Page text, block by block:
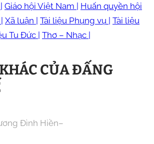
Giáo hội Việt Nam | Huấn quyền hội
Xã luận | Tài liệu Phụng vụ | Tài liệu
Tu Đức | Thơ – Nhạc |
CỦA ĐẤNG
Đình Hiền–